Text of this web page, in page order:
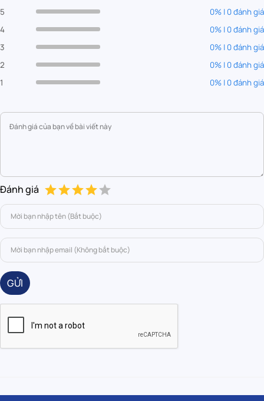
5
0% | 0 đánh giá
4
0% | 0 đánh giá
3
0% | 0 đánh giá
2
0% | 0 đánh giá
1
0% | 0 đánh giá
Đánh giá
GỬI